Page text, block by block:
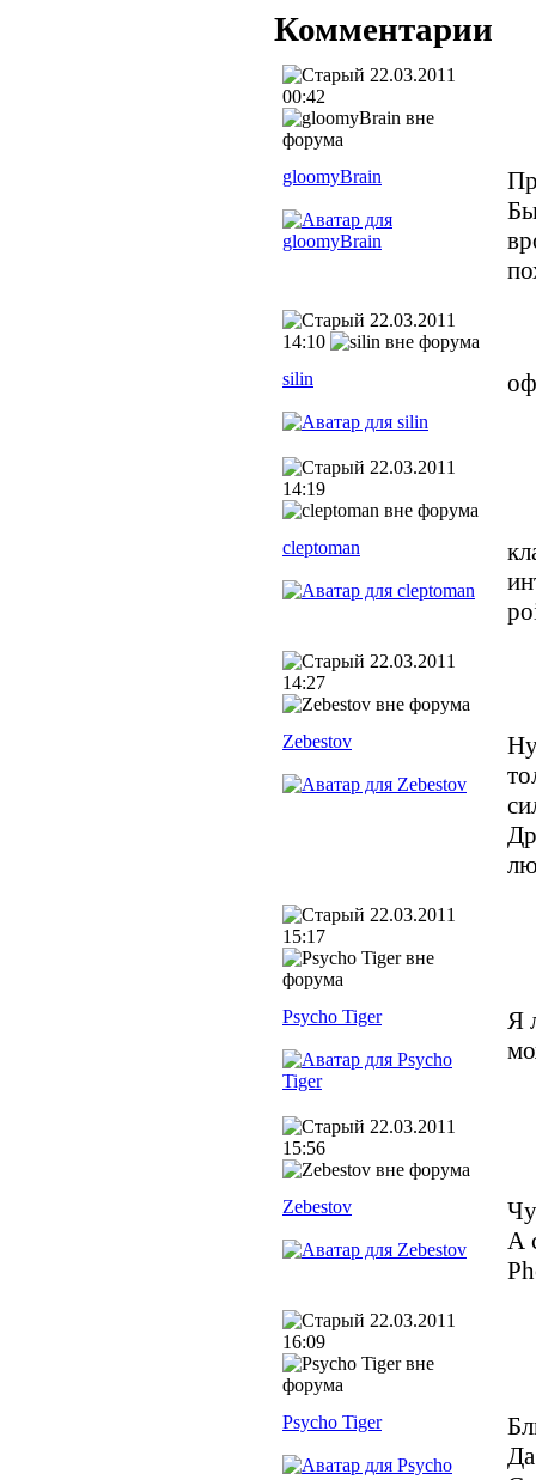
Комментарии
22.03.2011
00:42
gloomyBrain
22.03.2011
14:10
silin
22.03.2011
14:19
cleptoman
22.03.2011
14:27
Zebestov
22.03.2011
15:17
Psycho Tiger
Я
22.03.2011
15:56
Zebestov
А
22.03.2011
16:09
Psycho Tiger